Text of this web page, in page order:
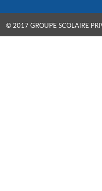
© 2017 GROUPE SCOLAIRE